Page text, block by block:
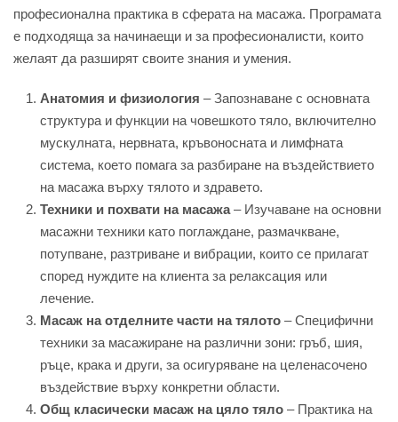
професионална практика в сферата на масажа. Програмата
е подходяща за начинаещи и за професионалисти, които
желаят да разширят своите знания и умения.
Анатомия и физиология – Запознаване с основната
структура и функции на човешкото тяло, включително
мускулната, нервната, кръвоносната и лимфната
система, което помага за разбиране на въздействието
на масажа върху тялото и здравето.
Техники и похвати на масажа– Изучаване на основни
масажни техники като поглаждане, размачкване,
потупване, разтриване и вибрации, които се прилагат
според нуждите на клиента за релаксация или
лечение.
Масаж на отделните части на тялото – Специфични
техники за масажиране на различни зони: гръб, шия,
ръце, крака и други, за осигуряване на целенасочено
въздействие върху конкретни области.
Общ класически масаж на цяло тяло – Практика на